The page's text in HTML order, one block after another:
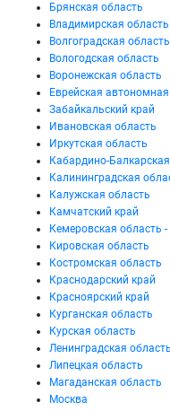
Брянская область
Владимирская область
Волгоградская область
Вологодская область
Воронежская область
Еврейская
Забайкальский край
Ивановская область
Иркутская область
Кабардино-
Калининградская
Калужская область
Камчатский край
Кемеровская область -
Кировская область
Костромская область
Краснодарский край
Красноярский край
Курганская область
Курская область
Ленинградская область
Липецкая область
Магаданская область
Москва